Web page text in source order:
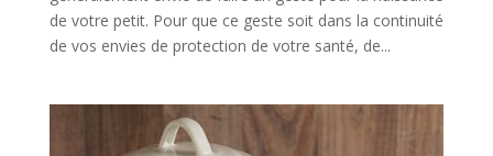
de votre petit. Pour que ce geste soit dans la continuité
de vos envies de protection de votre santé, de...